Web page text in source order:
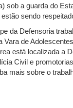
sob a guarda do
sendo
da Defensoria
Vara de
está localizada a
Civil e
mais sobre o